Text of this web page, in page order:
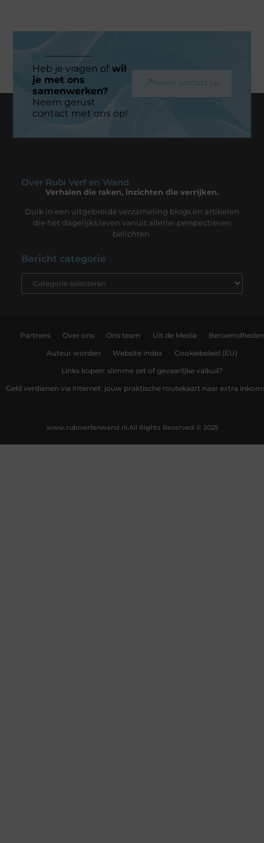
Heb je vragen ofwil
je met ons
samenwerken?
Neem gerust
contact met ons op!
Neem contact op
Over Rubi Verf en Wand
Verhalen die raken, inzichten die verrijken.
Duik in een uitgebreide verzameling blogs en artikelen
die het dagelijks leven vanuit allerlei perspectieven
belichten.
Bericht categorie
Partners Over ons Ons team Uit de Media Beroemdheden
Auteur worden Website index Cookiebeleid (EU)
Links kopen: slimme zet of gevaarlijke valkuil?
Geld verdienen via internet: jouw praktische routekaart naar extra
All Rights Reserved © 2025
www.rubiverfenwand.nl.